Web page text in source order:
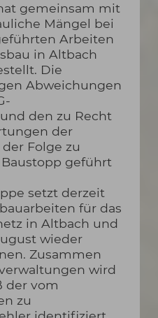
gemeinsam mit
Mängel bei
Arbeiten
in Altbach
Die
Abweichungen
den zu Recht
der
Folge zu
geführt
setzt derzeit
für das
in Altbach und
wieder
Zusammen
wird
der vom
zu